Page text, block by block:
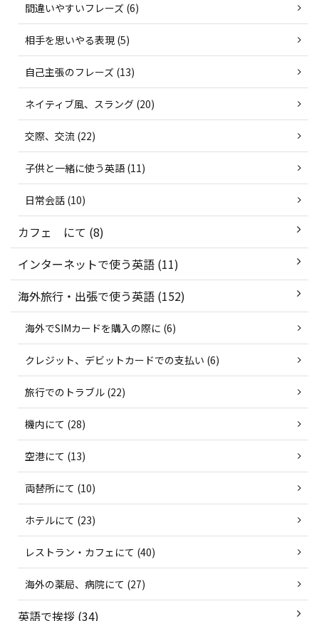
間違いやすいフレーズ (6)
相手を思いやる表現 (5)
自己主張のフレーズ (13)
ネイティブ風、スラング (20)
交際、交流 (22)
子供と一緒に使う英語 (11)
日常会話 (10)
カフェ にて (8)
インターネットで使う英語 (11)
海外旅行・出張で使う英語 (152)
海外でSIMカードを購入の際に (6)
クレジット、デビットカードでの支払い (6)
旅行でのトラブル (22)
機内にて (28)
空港にて (13)
両替所にて (10)
ホテルにて (23)
レストラン・カフェにて (40)
海外の薬局、病院にて (27)
英語で挨拶 (34)